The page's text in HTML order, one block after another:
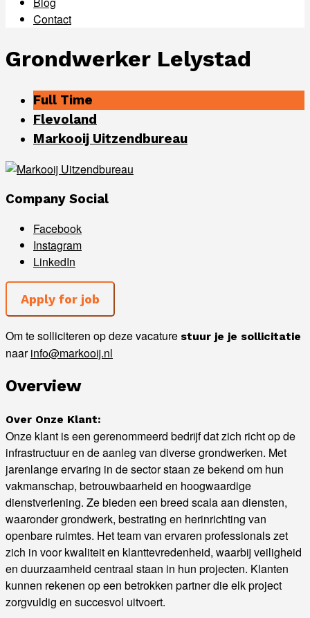
Contact
Grondwerker Lelystad
Full Time
Flevoland
Markooij Uitzendbureau
Company Social
Facebook
Instagram
LinkedIn
Om te solliciteren op deze vacature stuur je je sollicitatie
naarinfo@markooij.nl
Overview
Over Onze Klant:
Onze klant is een gerenommeerd bedrijf dat zich richt op de
infrastructuur en de aanleg van diverse grondwerken. Met
jarenlange ervaring in de sector staan ze bekend om hun
vakmanschap, betrouwbaarheid en hoogwaardige
dienstverlening. Ze bieden een breed scala aan diensten,
waaronder grondwerk, bestrating en herinrichting van
openbare ruimtes. Het team van ervaren professionals zet
zich in voor kwaliteit en klanttevredenheid, waarbij veiligheid
en duurzaamheid centraal staan in hun projecten. Klanten
kunnen rekenen op een betrokken partner die elk project
zorgvuldig en succesvol uitvoert.